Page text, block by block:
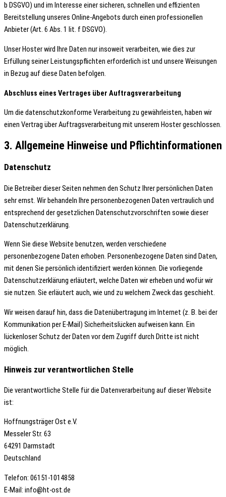
b DSGVO) und im Interesse einer sicheren, schnellen und effizienten
Bereitstellung unseres Online-Angebots durch einen professionellen
Anbieter (Art. 6 Abs. 1 lit. f DSGVO).
Unser Hoster wird Ihre Daten nur insoweit verarbeiten, wie dies zur
Erfüllung seiner Leistungspflichten erforderlich ist und unsere Weisungen
in Bezug auf diese Daten befolgen.
Abschluss eines Vertrages über Auftragsverarbeitung
Um die datenschutzkonforme Verarbeitung zu gewährleisten, haben wir
einen Vertrag über Auftragsverarbeitung mit unserem Hoster geschlossen.
3. Allgemeine Hinweise und Pflicht­informationen
Datenschutz
Die Betreiber dieser Seiten nehmen den Schutz Ihrer persönlichen Daten
sehr ernst. Wir behandeln Ihre personenbezogenen Daten vertraulich und
entsprechend der gesetzlichen Datenschutzvorschriften sowie dieser
Datenschutzerklärung.
Wenn Sie diese Website benutzen, werden verschiedene
personenbezogene Daten erhoben. Personenbezogene Daten sind Daten,
mit denen Sie persönlich identifiziert werden können. Die vorliegende
Datenschutzerklärung erläutert, welche Daten wir erheben und wofür wir
sie nutzen. Sie erläutert auch, wie und zu welchem Zweck das geschieht.
Wir weisen darauf hin, dass die Datenübertragung im Internet (z. B. bei der
Kommunikation per E-Mail) Sicherheitslücken aufweisen kann. Ein
lückenloser Schutz der Daten vor dem Zugriff durch Dritte ist nicht
möglich.
Hinweis zur verantwortlichen Stelle
Die verantwortliche Stelle für die Datenverarbeitung auf dieser Website
ist:
Hoffnungsträger Ost e.V.
Messeler Str. 63
64291 Darmstadt
Deutschland
Telefon: 06151-1014858
E-Mail: info@ht-ost.de